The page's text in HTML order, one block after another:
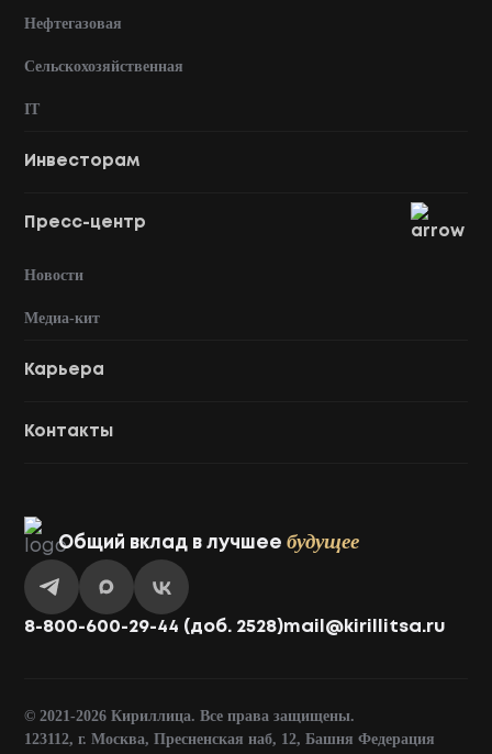
Нефтегазовая
Сельскохозяйственная
IT
Инвесторам
Пресс-центр
Новости
Медиа-кит
Карьера
Контакты
Общий вклад в лучшее будущее
8-800-600-29-44 (доб. 2528)mail@kirillitsa.ru
© 2021-2026 Кириллица. Все права защищены.
123112, г. Москва, Пресненская наб, 12, Башня Федерация